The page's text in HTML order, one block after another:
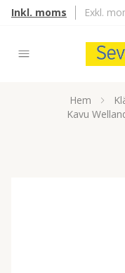
Inkl. moms Exkl.
Hem
Kavu